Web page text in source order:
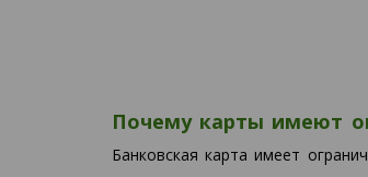
Почему карты имеют
Банковская карта имеет